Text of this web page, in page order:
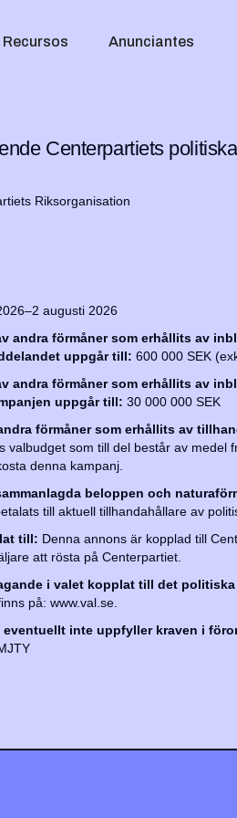
Recursos Anunciantes
Centerpartiets
Riksorganisation
augusti 2026
andra förmåner som erhållits av
uppgår till: 600 000 SEK
andra förmåner som erhållits av
uppgår till: 30 000 000 SEK
förmåner som erhållits av
valbudget som till del består av medel
denna kampanj.
beloppen och
till aktuell tillhandahållare av
till: Denna annons är kopplad till
att rösta på Centerpartiet.
i valet kopplat till det
på: www.val.se.
inte uppfyller kraven i